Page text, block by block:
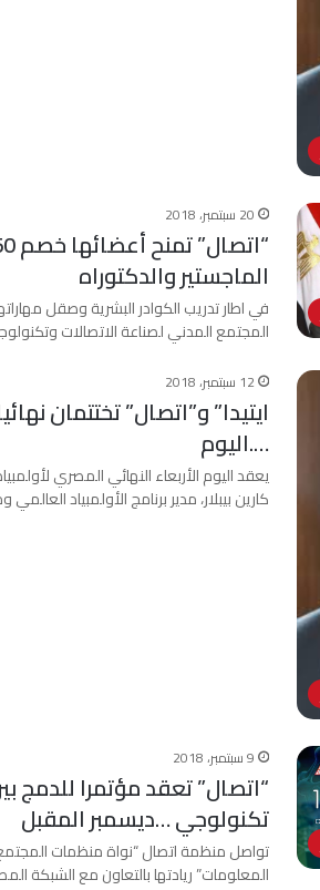
20 سبتمبر، 2018
الماجستير والدكتوراه
في اطار تدريب الكوادر البشرية وصقل
المجتمع المدني لصناعة الاتصالات
12 سبتمبر، 2018
ايتيدا” و”اتصال” تختتمان
….اليوم
يعقد اليوم الأربعاء النهائي المصري
كارين بيبلار، مدير برنامج الأولمبياد
9 سبتمبر، 2018
“اتصال” تعقد مؤتمرا للدمج
تكنولوجي …ديسمبر المقبل
تواصل منظمة اتصال “نواة منظمات المجتمع
المعلومات” ريادتها بالتعاون مع الشبكة